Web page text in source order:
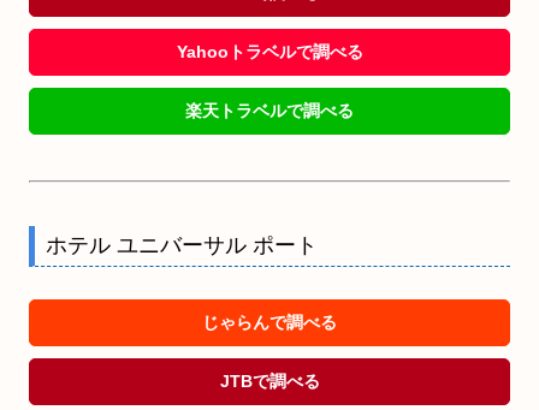
Yahooトラベルで調べる
楽天トラベルで調べる
ホテル ユニバーサル ポート
じゃらんで調べる
JTBで調べる